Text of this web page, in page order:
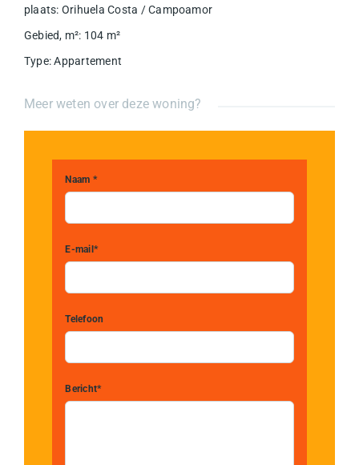
plaats: Orihuela Costa / Campoamor
Gebied, m²: 104 m²
Type: Appartement
Meer weten over deze woning?
Naam *
E-mail*
Telefoon
Bericht*